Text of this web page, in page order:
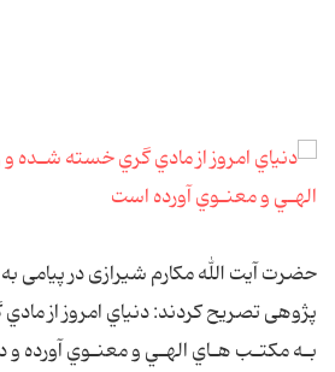
حضرت آیت الله مکارم شیرازی در پیامی
پژوهی تصریح کردند: دنياي امروز از
بـه مكتـب هـاي الهـي و معنـوي آورده